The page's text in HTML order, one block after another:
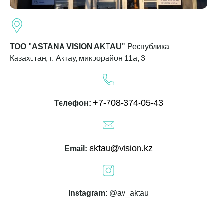
ТОО "ASTANA VISION AKTAU" Республика
Казахстан, г. Актау, микрорайон 11а, 3
Телефон: +7-708-374-05-43
Email: aktau@vision.kz
Instagram: @av_aktau